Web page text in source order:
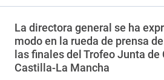
La directora general se ha
modo en la rueda de prensa
las finales del Trofeo Junta
Castilla-La Mancha